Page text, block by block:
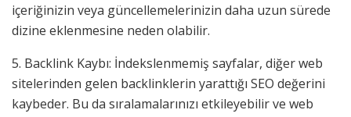
içeriğinizin veya güncellemelerinizin daha uzun sürede
dizine eklenmesine neden olabilir.
5. Backlink Kaybı: İndekslenmemiş sayfalar, diğer web
sitelerinden gelen backlinklerin yarattığı SEO değerini
kaybeder. Bu da sıralamalarınızı etkileyebilir ve web